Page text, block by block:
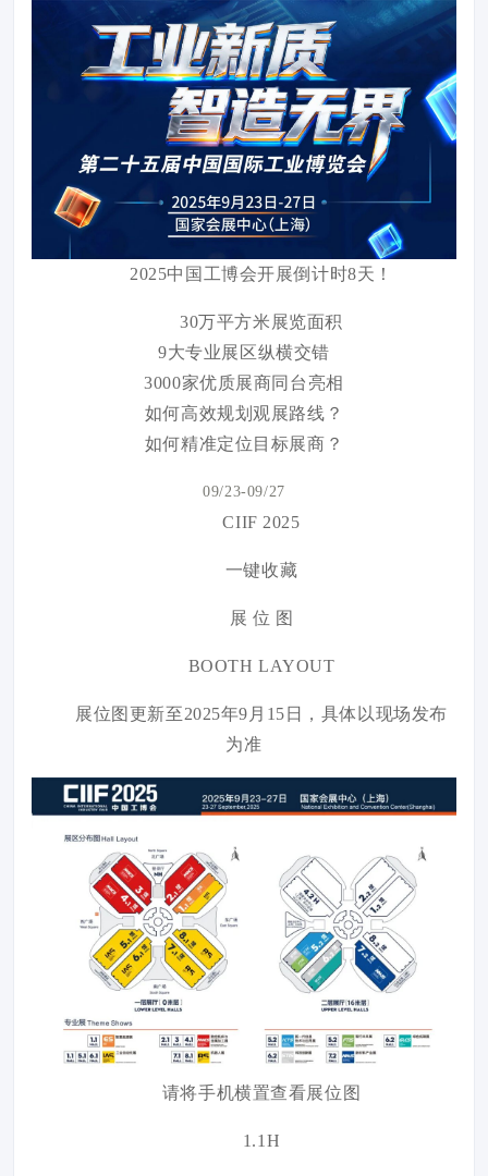
2025中国工博会开展倒计时8天！
30万平方米展览面积
9大专业展区纵横交错
3000家优质展商同台亮相
如何高效规划观展路线？
如何精准定位目标展商？
09/23-09/27
CIIF 2025
一键收藏
展 位 图
BOOTH LAYOUT
展位图更新至2025年9月15日，具体以现场发布
为准
请将手机横置查看展位图
1.1H